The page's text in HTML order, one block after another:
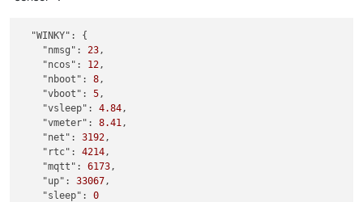
"WINKY":
{
"nmsg":
23 ,
"ncos":
12 ,
"nboot":
8 ,
"vboot":
5 ,
"vsleep":
4.84 ,
"vmeter":
8.41 ,
"net":
3192 ,
"rtc":
4214 ,
"mqtt":
6173 ,
"up":
33067 ,
"sleep":
0